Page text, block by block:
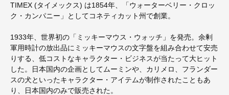
TIMEX (タイメックス) は1854年、「ウォーターベリー・クロッ
ク・カンパニー」としてコネティカット州で創業。
1933年、世界初の「ミッキーマウス・ウォッチ」を発売。余剰
軍用時計の放出品にミッキーマウスの文字盤を組み合わせて安売
りする、低コストなキャラクター・ビジネスが当たって大ヒット
した。日本国内の企画としてムーミンや、カリメロ、フランダー
スの犬といったキャラクター・アイテムが制作されたこともあ
り、日本国内のみで販売された。